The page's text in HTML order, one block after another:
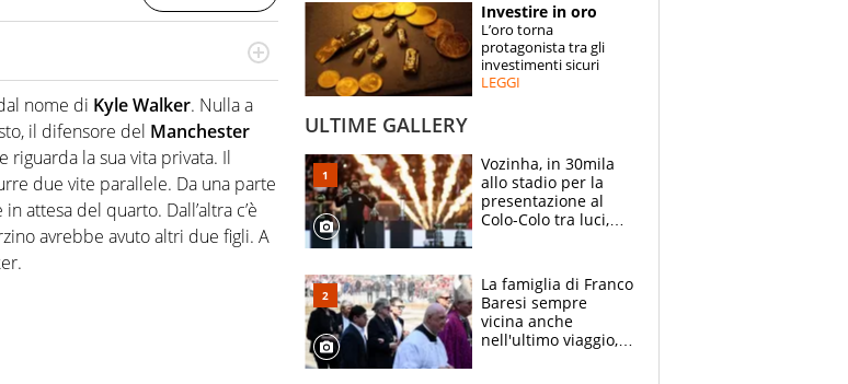
ESPERTI
CONTATTI
giocato ma non rinuncia allo
che il rettangolo verde non
nome di KyleWalker. Nulla a
il difensore del Manchester
la sua vita privata. Il
due vite parallele. Da una parte
attesa del quarto. Dall’altra c’è
avrebbe avuto altri due figli. A
Investire in oro
L’oro torna
protagonista tra gli
investimenti sicuri
LEGGI
ULTIME GALLERY
Vozinha, in 30mila
allo stadio per la
presentazione al
Colo-Colo tra luci,
La famiglia di Franco
Baresi sempre
vicina anche
nell'ultimo viaggio,